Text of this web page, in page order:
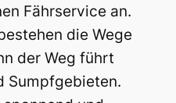
Fährservice an.
die Wege
der Weg führt
Sumpfgebieten.